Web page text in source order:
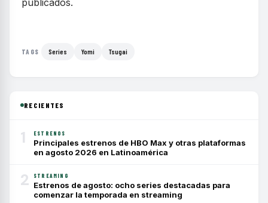
TAGS Series Yomi Tsugai
RECIENTES
1 ESTRENOS
Principales estrenos de HBO Max y otras plataformas
en agosto 2026 en Latinoamérica
2 STREAMING
Estrenos de agosto: ocho series destacadas para
comenzar la temporada en streaming